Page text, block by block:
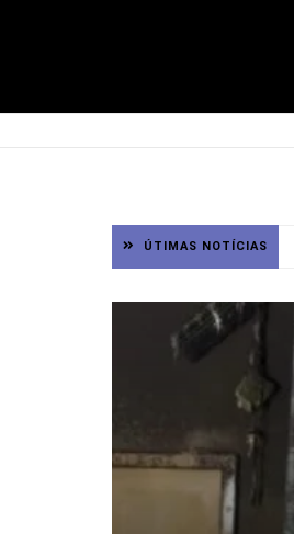
ÚTIMAS NOTÍCIAS